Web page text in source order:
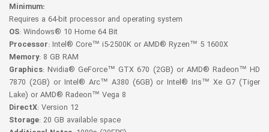
Minimum:
Requires a 64-bit processor and operating system
OS: Windows® 10 Home 64 Bit
Processor: Intel® Core™ i5-2500K or AMD® Ryzen™ 5 1600X
Memory: 8 GB RAM
Graphics: Nvidia® GeForce™ GTX 670 (2GB) or AMD® Radeon™ HD
7870 (2GB) or Intel® Arc™ A380 (6GB) or Intel® Iris™ Xe G7 (Tiger
Lake) or AMD® Radeon™ Vega 8
DirectX: Version 12
Storage: 20 GB available space